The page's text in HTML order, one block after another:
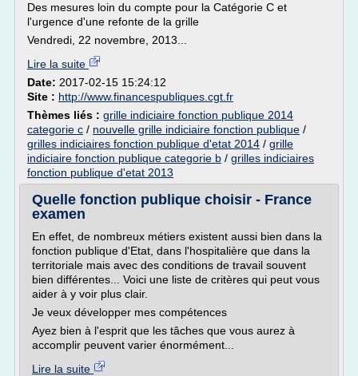
Des mesures loin du compte pour la Catégorie C et
l'urgence d'une refonte de la grille
Vendredi, 22 novembre, 2013...
Lire la suite
Date: 2017-02-15 15:24:12
Site : http://www.financespubliques.cgt.fr
Thèmes liés : grille indiciaire fonction publique 2014
categorie c / nouvelle grille indiciaire fonction publique /
grilles indiciaires fonction publique d'etat 2014 / grille
indiciaire fonction publique categorie b / grilles indiciaires
fonction publique d'etat 2013
Quelle fonction publique choisir - France
examen
En effet, de nombreux métiers existent aussi bien dans la
fonction publique d'Etat, dans l'hospitalière que dans la
territoriale mais avec des conditions de travail souvent
bien différentes... Voici une liste de critères qui peut vous
aider à y voir plus clair.
Je veux développer mes compétences
Ayez bien à l'esprit que les tâches que vous aurez à
accomplir peuvent varier énormément...
Lire la suite